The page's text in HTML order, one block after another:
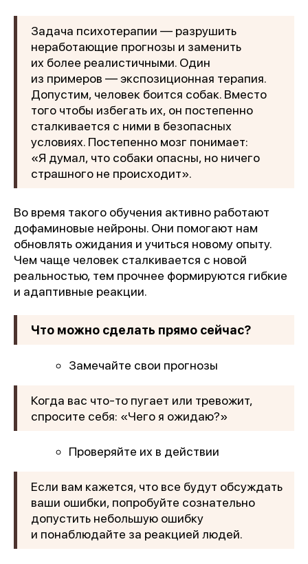
Задача психотерапии — разрушить
неработающие прогнозы и заменить
их более реалистичными. Один
из примеров — экспозиционная терапия.
Допустим, человек боится собак. Вместо
того чтобы избегать их, он постепенно
сталкивается с ними в безопасных
условиях. Постепенно мозг понимает:
«Я думал, что собаки опасны, но ничего
страшного не происходит».
Во время такого обучения активно работают
дофаминовые нейроны. Они помогают нам
обновлять ожидания и учиться новому опыту.
Чем чаще человек сталкивается с новой
реальностью, тем прочнее формируются гибкие
и адаптивные реакции.
Что можно сделать прямо сейчас?
Замечайте свои прогнозы
Когда вас что-то пугает или тревожит,
спросите себя: «Чего я ожидаю?»
Проверяйте их в действии
Если вам кажется, что все будут обсуждать
ваши ошибки, попробуйте сознательно
допустить небольшую ошибку
и понаблюдайте за реакцией людей.